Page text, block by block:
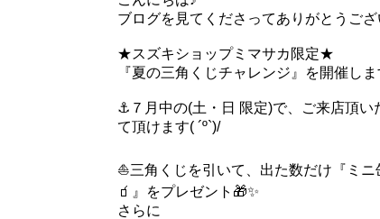
ブログを見てくださってありがとうござ
★スズキショップミマサカ限定★
『夏の三角くじチャレンジ』を開催しま
⚓７月中の(土・日 限定)で、ご来店頂い
て頂けます( ´º`)/
⛵三角くじを引いて、出た数だけ『ミニ
🧃』をプレゼント🎁✨
さらに